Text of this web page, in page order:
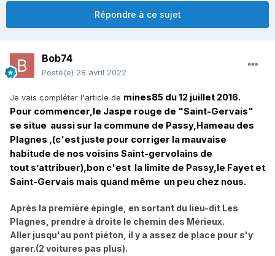
Répondre à ce sujet
Bob74
Posté(e) 28 avril 2022
Je vais compléter l'article de mines85 du 12 juillet 2016.
Pour commencer,le Jaspe rouge de "Saint-Gervais"
se situe aussi sur la commune de Passy, Hameau des
Plagnes ,(c'est juste pour corriger la mauvaise
habitude de nos voisins Saint-gervolains de
tout s’attribuer),bon c'est la limite de Passy,le Fayet et
Saint-Gervais mais quand même un peu chez nous.
Après la première épingle, en sortant du lieu-dit Les
Plagnes, prendre à droite le chemin des Mérieux.
Aller jusqu'au pont piéton, il y a assez de place pour s'y
garer.(2 voitures pas plus).